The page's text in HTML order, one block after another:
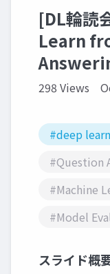
[DL輪読
Learn
298 Views
#deep
#Question
#Machine
#Model
スライド概